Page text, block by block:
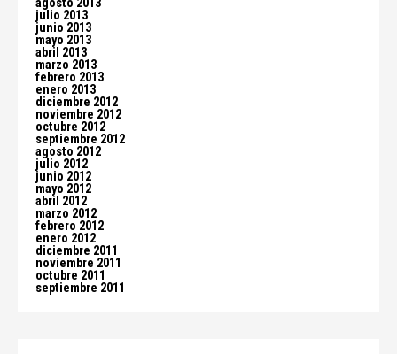
agosto 2013
julio 2013
junio 2013
mayo 2013
abril 2013
marzo 2013
febrero 2013
enero 2013
diciembre 2012
noviembre 2012
octubre 2012
septiembre 2012
agosto 2012
julio 2012
junio 2012
mayo 2012
abril 2012
marzo 2012
febrero 2012
enero 2012
diciembre 2011
noviembre 2011
octubre 2011
septiembre 2011